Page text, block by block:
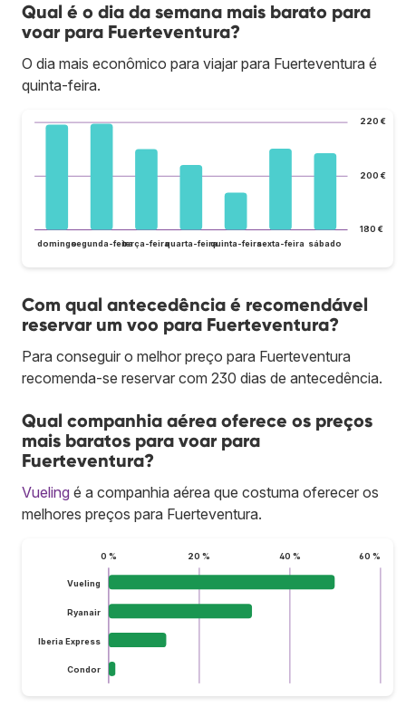
Qual é o dia da semana mais barato para
voar para Fuerteventura?
O dia mais econômico para viajar para Fuerteventura é
quinta-feira.
180 €
200 €
220 €
domingosegunda-feiraterça-feiraquarta-feiraquinta-feirasexta-feira sábado
Com qual antecedência é recomendável
reservar um voo para Fuerteventura?
Para conseguir o melhor preço para Fuerteventura
recomenda-se reservar com 230 dias de antecedência.
Qual companhia aérea oferece os preços
mais baratos para voar para
Fuerteventura?
Vueling é a companhia aérea que costuma oferecer os
melhores preços para Fuerteventura.
0 % 20 % 40 % 60 %
Vueling
Ryanair
Iberia Express
Condor